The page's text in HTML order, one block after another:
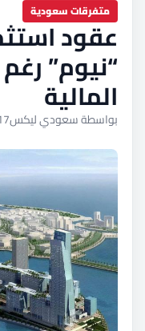
متفرقات سعودية
عقود
“نيوم”
المالية
بواسطة سعودي ليكس17